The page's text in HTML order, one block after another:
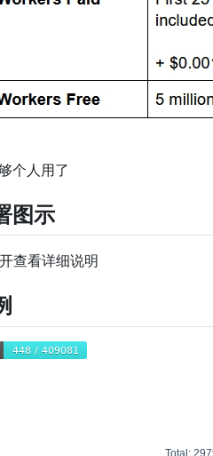
个人用了
图示
查看详细说明